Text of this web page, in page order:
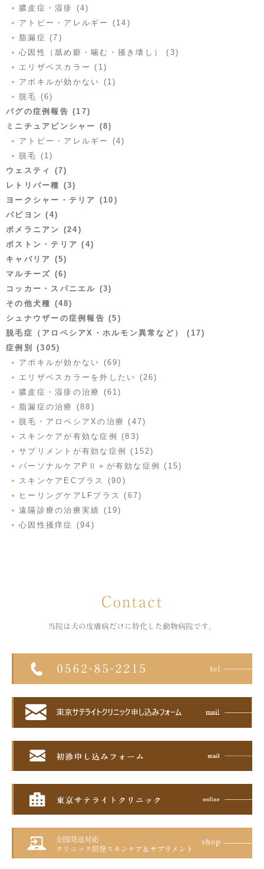
膿皮症・湿疹 (4)
アトピー・アレルギー (14)
脂漏症 (7)
心因性（舐め癖・噛む・掻き壊し） (3)
エリザベスカラー (1)
アポキルが効かない (1)
脱毛 (6)
パグの症例報告 (17)
ミニチュアピンシャー (8)
アトピー・アレルギー (4)
脱毛 (1)
ウェスティ (7)
レトリバー種 (3)
ヨークシャー・テリア (10)
パピヨン (4)
ポメラニアン (24)
ボストン・テリア (4)
キャバリア (5)
マルチーズ (6)
コッカー・スパニエル (3)
その他犬種 (48)
シュナウザーの症例報告 (5)
脱毛症（アロペシアX・ホルモン異常など） (17)
症例別 (305)
アポキルが効かない (69)
エリザベスカラーを外したい (26)
膿皮症・湿疹の治療 (61)
脂漏症の治療 (88)
脱毛・アロペシアXの治療 (47)
スキンケアが有効な症例 (83)
サプリメントが有効な症例 (152)
パーソナルケアPⅡ＋が有効な症例 (15)
スキンケアECプラス (90)
ヒーリングケアLFプラス (67)
遠隔診療の治療実績 (19)
心因性掻痒症 (94)
Contact
当院は犬の皮膚病だけに特化した 動物病院です。